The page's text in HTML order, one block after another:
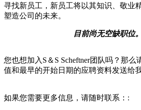
寻找新员工，新员工将以其知识、敬业
塑造公司的未来。
目前尚无空缺职位。
您也想加入S＆S Scheftner团队吗？那么
值和最早的开始日期的应聘资料发送给
如果您需要更多信息，请随时联系： :